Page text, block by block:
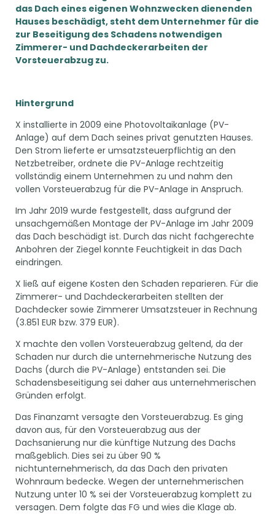
das Dach eines eigenen Wohnzwecken dienenden
Hauses beschädigt, steht dem Unternehmer für die
zur Beseitigung des Schadens notwendigen
Zimmerer- und Dachdeckerarbeiten der
Vorsteuerabzug zu.
Hintergrund
X installierte in 2009 eine Photovoltaikanlage (PV-
Anlage) auf dem Dach seines privat genutzten Hauses.
Den Strom lieferte er umsatzsteuerpflichtig an den
Netzbetreiber, ordnete die PV-Anlage rechtzeitig
vollständig einem Unternehmen zu und nahm den
vollen Vorsteuerabzug für die PV-Anlage in Anspruch.
Im Jahr 2019 wurde festgestellt, dass aufgrund der
unsachgemäßen Montage der PV-Anlage im Jahr 2009
das Dach beschädigt ist. Durch das nicht fachgerechte
Anbohren der Ziegel konnte Feuchtigkeit in das Dach
eindringen.
X ließ auf eigene Kosten den Schaden reparieren. Für die
Zimmerer- und Dachdeckerarbeiten stellten der
Dachdecker sowie Zimmerer Umsatzsteuer in Rechnung
(3.851 EUR bzw. 379 EUR).
X machte den vollen Vorsteuerabzug geltend, da der
Schaden nur durch die unternehmerische Nutzung des
Dachs (durch die PV-Anlage) entstanden sei. Die
Schadensbeseitigung sei daher aus unternehmerischen
Gründen erfolgt.
Das Finanzamt versagte den Vorsteuerabzug. Es ging
davon aus, für den Vorsteuerabzug aus der
Dachsanierung nur die künftige Nutzung des Dachs
maßgeblich. Dies sei zu über 90 %
nichtunternehmerisch, da das Dach den privaten
Wohnraum bedecke. Wegen der unternehmerischen
Nutzung unter 10 % sei der Vorsteuerabzug komplett zu
versagen. Dem folgte das FG und wies die Klage ab.